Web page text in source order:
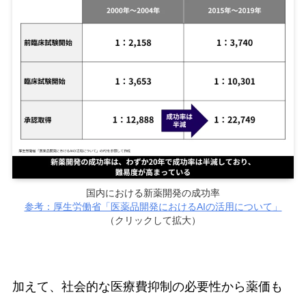
国内における新薬開発の成功率
参考：厚生労働省「医薬品開発におけるAIの活用について」
（クリックして拡大）
加えて、社会的な医療費抑制の必要性から薬価も